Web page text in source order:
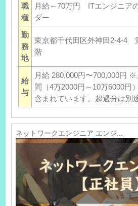
職
種
月給～70万円 ITエンジニア
ダー
勤
務
地
東京都千代田区外神田2-4-4
階
給
与
月給 280,000円〜700,000円
間（4万2000円～10万6000円
含まれています。超過分は別
ネットワークエンジニア エンジ...